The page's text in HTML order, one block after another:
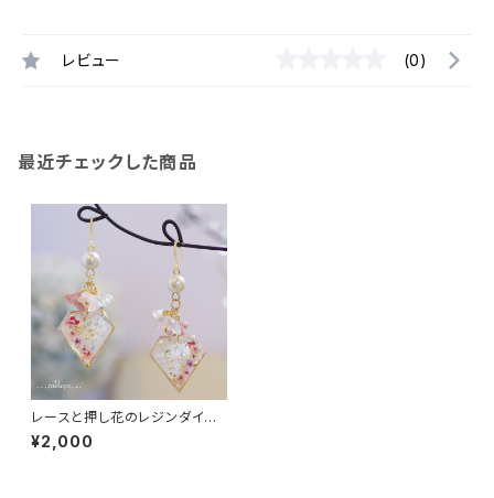
レビュー (0)
最近チェックした商品
レースと押し花のレジンダイヤ
耳飾り
¥2,000